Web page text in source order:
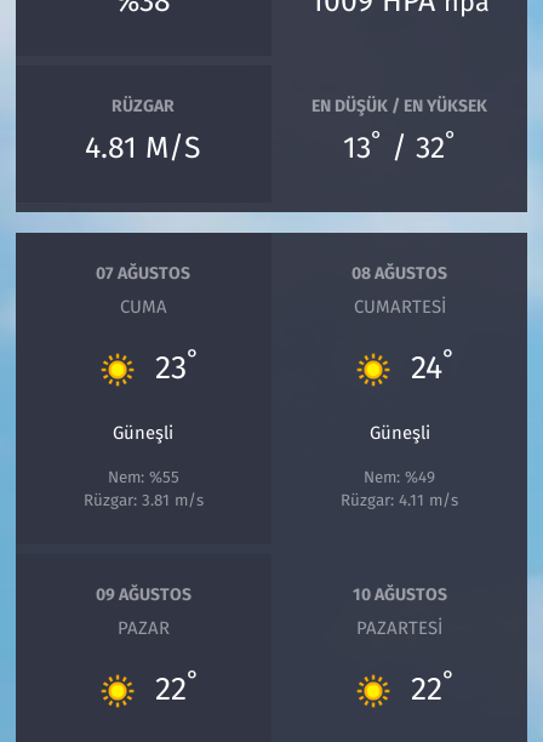
RÜZGAR
4.81 M/S
EN DÜŞÜK / EN YÜKSEK
13° / 32°
07 AĞUSTOS
CUMA
23°
Güneşli
Nem: %55
Rüzgar: 3.81 m/s
08 AĞUSTOS
CUMARTESI
24°
Güneşli
Nem: %49
Rüzgar: 4.11 m/s
09 AĞUSTOS
PAZAR
22°
10 AĞUSTOS
PAZARTESI
22°